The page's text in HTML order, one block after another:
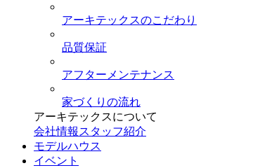
アーキテックスのこだわり
品質保証
アフターメンテナンス
家づくりの流れ
アーキテックスについて
会社情報 スタッフ紹介
モデルハウス
イベント